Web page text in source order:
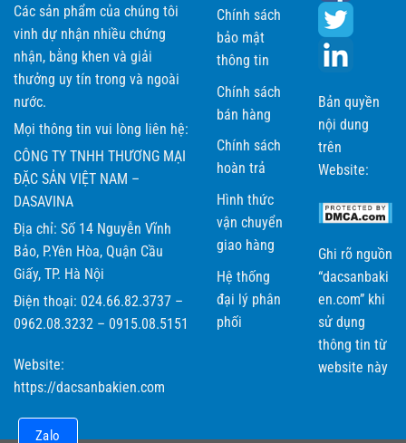
Các sản phẩm của chúng tôi
vinh dự nhận nhiều chứng
nhận, bằng khen và giải
thưởng uy tín trong và ngoài
nước.
Mọi thông tin vui lòng liên hệ:
CÔNG TY TNHH THƯƠNG MẠI
ĐẶC SẢN VIỆT NAM –
DASAVINA
Địa chỉ: Số 14 Nguyễn Vĩnh
Bảo, P.Yên Hòa, Quận Cầu
Giấy, TP. Hà Nội
Điện thoại: 024.66.82.3737 –
0962.08.3232 – 0915.08.5151
Website:
https://dacsanbakien.com
Chính sách
bảo mật
thông tin
Chính sách
bán hàng
Chính sách
hoàn trả
Hình thức
vận chuyển
giao hàng
Hệ thống
đại lý phân
phối
Bản quyền
nội dung
trên
Website:
Ghi rõ nguồn
“dacsanbaki
en.com” khi
sử dụng
thông tin từ
website này
Zalo